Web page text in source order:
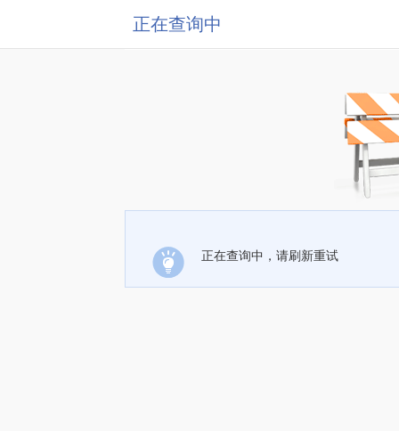
正在查询中
正在查询中，请刷新重试